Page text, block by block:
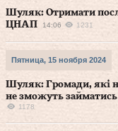
Шуляк: Отримати
ЦНАП
14:06 1231
Пятница, 15 ноября 2024
Шуляк: Громади, які
не зможуть
1178